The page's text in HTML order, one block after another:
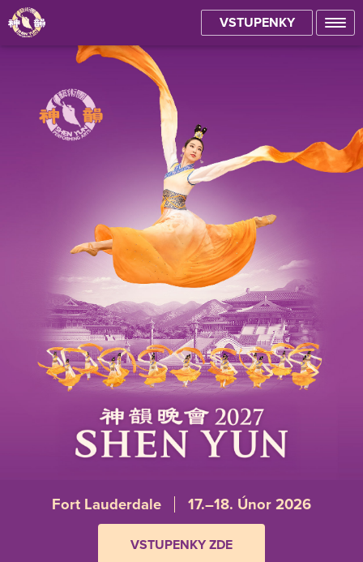
VSTUPENKY
Fort Lauderdale 17.–18. Únor 2026
VSTUPENKY ZDE